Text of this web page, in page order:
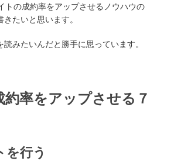
トの成約率をアップさせるノウハウの
たいと思います。
みたいんだと勝手に思っています。
率をアップさせる７
を行う